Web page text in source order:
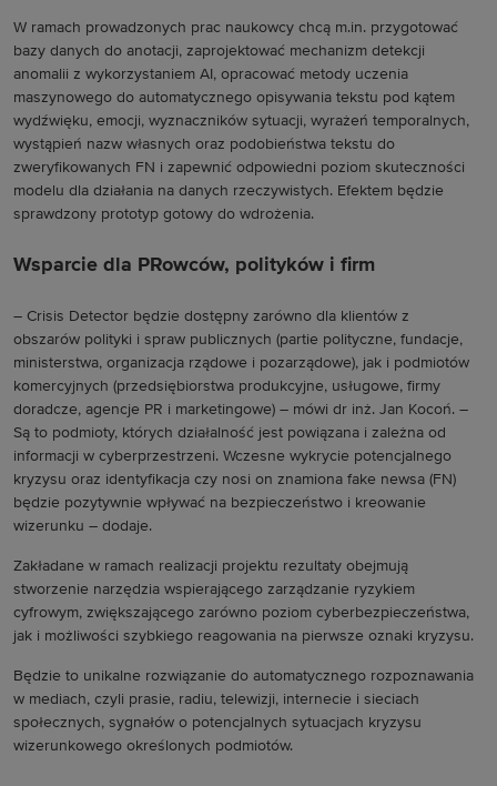
W ramach prowadzonych prac naukowcy chcą m.in. przygotować
bazy danych do anotacji, zaprojektować mechanizm detekcji
anomalii z wykorzystaniem AI, opracować metody uczenia
maszynowego do automatycznego opisywania tekstu pod kątem
wydźwięku, emocji, wyznaczników sytuacji, wyrażeń temporalnych,
wystąpień nazw własnych oraz podobieństwa tekstu do
zweryfikowanych FN i zapewnić odpowiedni poziom skuteczności
modelu dla działania na danych rzeczywistych. Efektem będzie
sprawdzony prototyp gotowy do wdrożenia.
Wsparcie dla PRowców, polityków i firm
– Crisis Detector będzie dostępny zarówno dla klientów z
obszarów polityki i spraw publicznych (partie polityczne, fundacje,
ministerstwa, organizacja rządowe i pozarządowe), jak i podmiotów
komercyjnych (przedsiębiorstwa produkcyjne, usługowe, firmy
doradcze, agencje PR i marketingowe) – mówi dr inż. Jan Kocoń. –
Są to podmioty, których działalność jest powiązana i zależna od
informacji w cyberprzestrzeni. Wczesne wykrycie potencjalnego
kryzysu oraz identyfikacja czy nosi on znamiona fake newsa (FN)
będzie pozytywnie wpływać na bezpieczeństwo i kreowanie
wizerunku – dodaje.
Zakładane w ramach realizacji projektu rezultaty obejmują
stworzenie narzędzia wspierającego zarządzanie ryzykiem
cyfrowym, zwiększającego zarówno poziom cyberbezpieczeństwa,
jak i możliwości szybkiego reagowania na pierwsze oznaki kryzysu.
Będzie to unikalne rozwiązanie do automatycznego rozpoznawania
w mediach, czyli prasie, radiu, telewizji, internecie i sieciach
społecznych, sygnałów o potencjalnych sytuacjach kryzysu
wizerunkowego określonych podmiotów.